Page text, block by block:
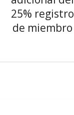
25% registro
de miembro